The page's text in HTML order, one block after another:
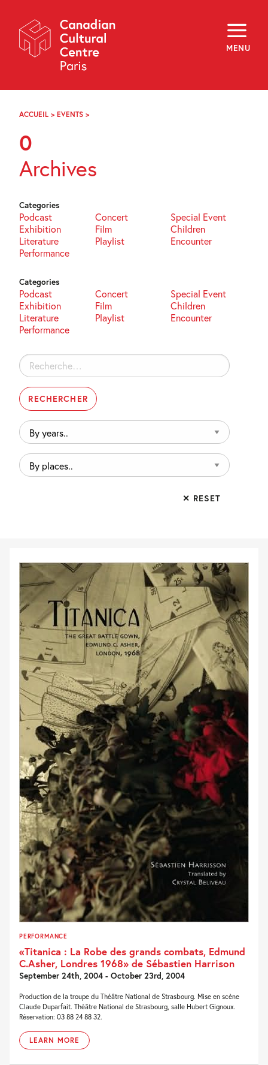
Navigation
MENU
About
Programming
Off-Site
Explore
Archives
FR
ACCUEIL > EVENTS >
0
Archives
Categories
Podcast Concert
Special Event
Exhibition
Film
Children
Literature
Playlist
Encounter
Performance
Categories
Podcast Concert
Special Event
Exhibition
Film
Children
Literature
Playlist
Encounter
Performance
Rechercher :
By
years..
By
places..
✕ RESET
PERFORMANCE
«Titanica : La Robe des grands combats, Edmund
C.Asher, Londres 1968» de Sébastien Harrison
September 24th, 2004 - October 23rd, 2004
Production de la troupe du Théâtre National de Strasbourg. Mise en scène
Claude Duparfait. Théâtre National de Strasbourg, salle Hubert Gignoux.
Réservation: 03 88 24 88 32.
LEARN MORE